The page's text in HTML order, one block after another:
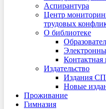
Аспирантура
Центр
трудовых
О библиотеке
Издательство
Издания
Новые
Проживание
Гимназия